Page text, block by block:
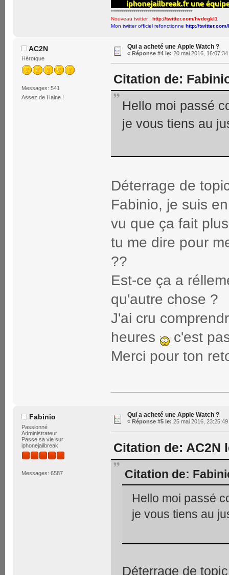
****************************************
Nouveau twitter : http://twitter.com/hvdcgkl1
Mon twitter officiel refonctionne http://
AC2N
Héroïque
Messages: 541
Assez de Haine !
Qui a acheté une Apple Watch ?
« Réponse #4 le: 20 mai 2016, 16:07:34
Citation de:
Hello moi passé
je vous tiens au
Déterrage de
Fabinio, je suis
vu que ça fait
tu me dire pour
??
Est-ce ça a
qu'autre chose ?
J'ai cru
heures
c'est
Merci pour ton
Fabinio
Passionné
Administrateur
Passe sa vie sur
iphonejailbreak
Messages: 6587
Qui a acheté une Apple Watch ?
« Réponse #5 le: 25 mai 2016, 23:25:49
Citation de: AC2N
Citation de:
Hello moi passé
je vous tiens au
Déterrage de